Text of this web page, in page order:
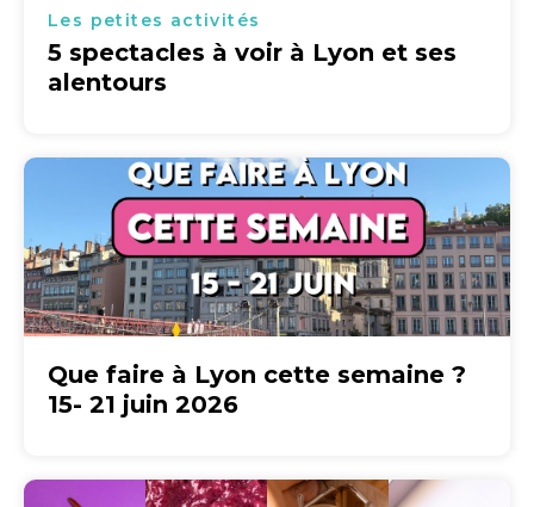
Les petites activités
5 spectacles à voir à Lyon et ses
alentours
Que faire à Lyon cette semaine ?
15- 21 juin 2026